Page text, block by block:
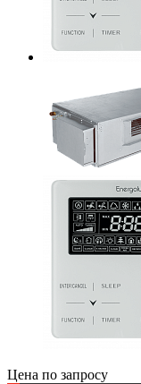
Цена по запросу